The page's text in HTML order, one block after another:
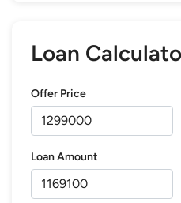
Loan
Offer Price
Loan Amount